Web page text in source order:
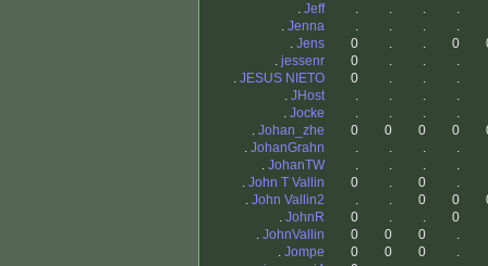
. Jeff . . .
.
. Jenna . . .
.
. Jens 0 . . 0
. jessenr 0 . .
.
. JESUS NIETO 0 . .
.
. JHost . . .
.
. Jocke . . .
.
. Johan_zhe 0 0 0 0
. JohanGrahn . . .
.
. JohanTW . . .
.
. John T Vallin 0 . 0
.
. John Vallin2 . . 0 0
. JohnR 0 . .
0
. JohnVallin 0 0 0
.
. Jompe 0 0 0
.